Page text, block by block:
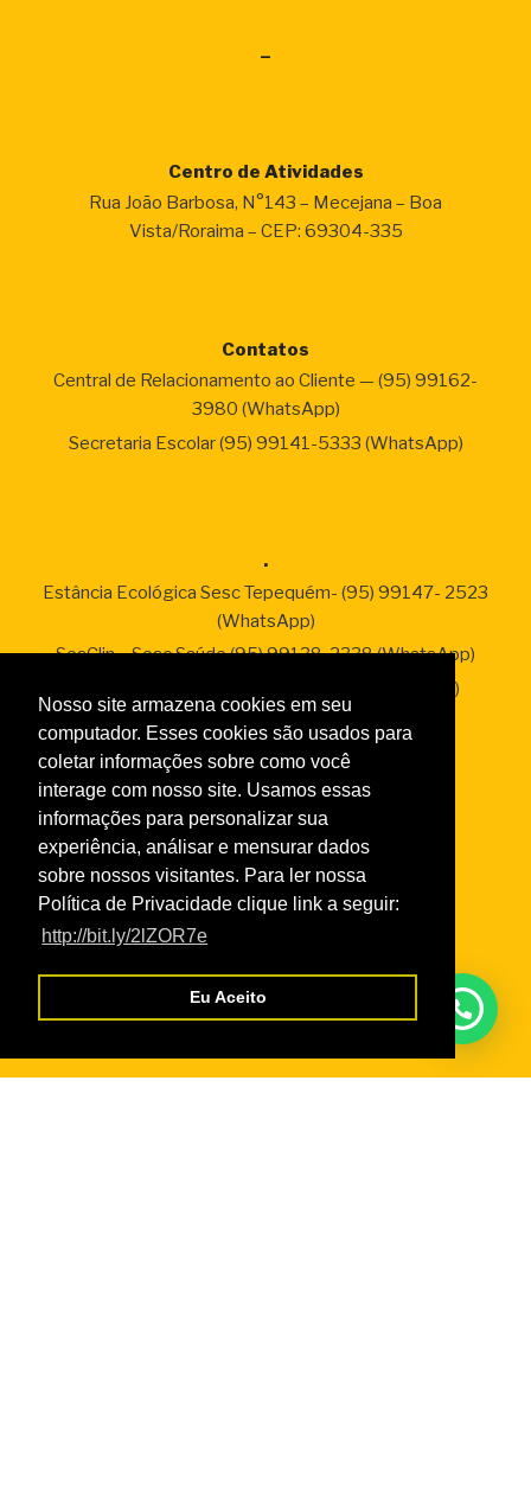
Nosso site armazena cookies em seu
computador. Esses cookies são usados para
coletar informações sobre como você
interage com nosso site. Usamos essas
informações para personalizar sua
experiência, análisar e mensurar dados
sobre nossos visitantes. Para ler nossa
Política de Privacidade clique link a seguir:
http://bit.ly/2lZOR7e
Eu Aceito
–
Centro de Atividades
Rua João Barbosa, N°143 – Mecejana – Boa
Vista/Roraima – CEP: 69304-335
Contatos
Central de Relacionamento ao Cliente — (95) 99162-
3980 (WhatsApp)
Secretaria Escolar (95) 99141-5333 (WhatsApp)
.
Estância Ecológica Sesc Tepequém- (95) 99147- 2523
(WhatsApp)
SesClin – Sesc Saúde (95) 99138-2338 (WhatsApp)
Sesc Empresas – (95) 99136-2287 (WhatsApp)
Links
Taxas de Serviços 2026
Normas da Academia
Normas do Turismo Social
Normas de Atendimento da Odontologia
Normas Cursos Livres Cultura